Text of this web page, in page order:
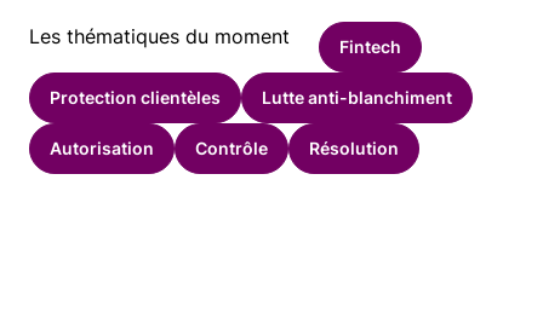
Les thématiques du moment Fintech
Protection clientèles Lutte anti-blanchiment
Autorisation Contrôle Résolution